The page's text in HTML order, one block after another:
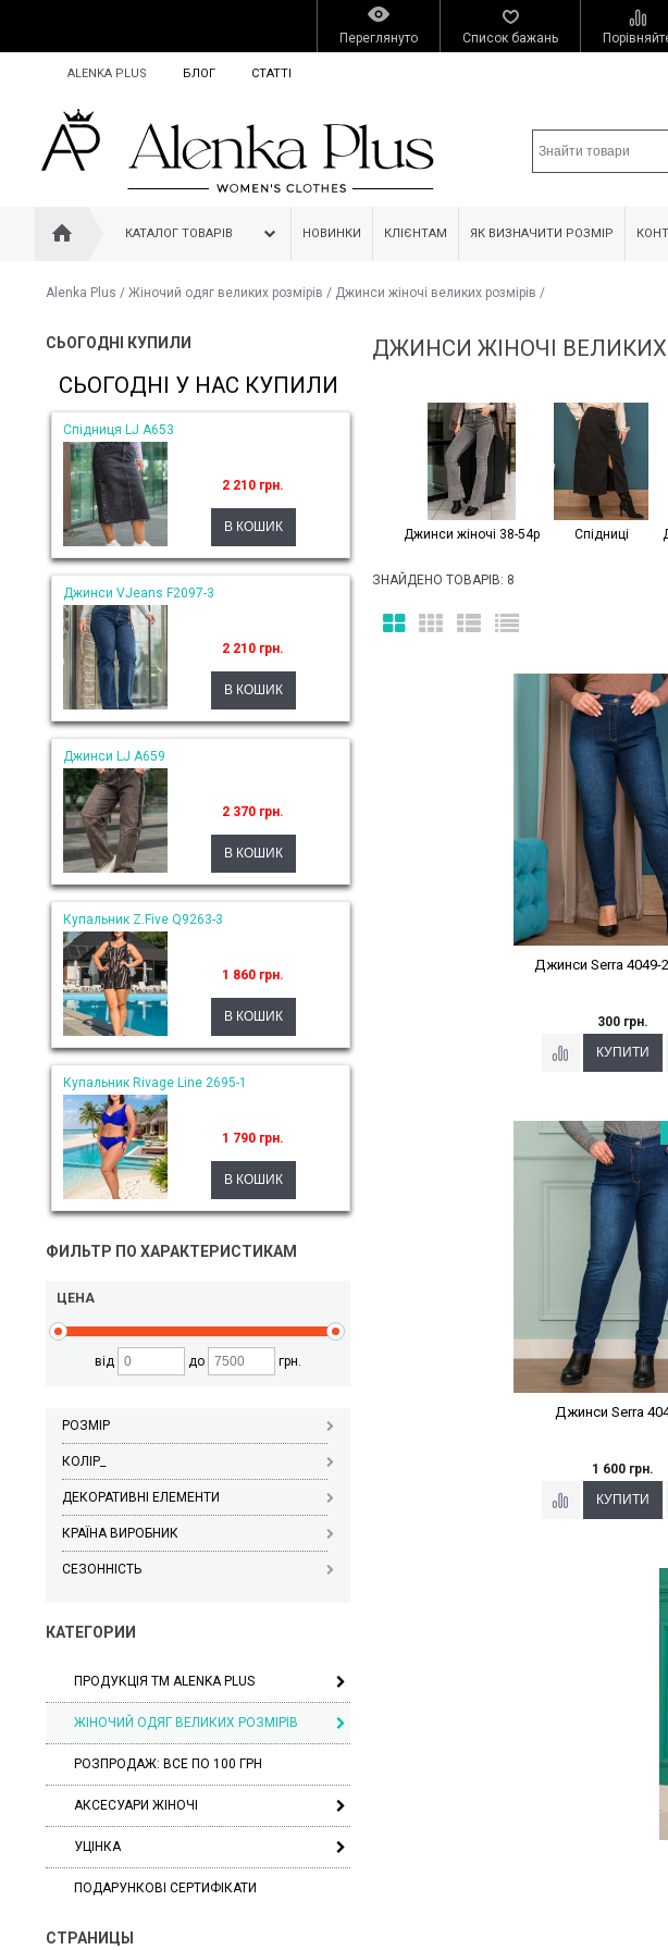
Переглянуто Список бажань
ALENKA PLUS БЛОГ СТАТТІ
КАТАЛОГ ТОВАРІВ НОВИНКИ КЛІЄНТАМ ЯК ВИЗНАЧИТИ РОЗМІР
Alenka Plus / Жіночий одяг великих розмірів / Джинси жіночі великих розмірів /
СЬОГОДНІ КУПИЛИ
СЬОГОДНІ У НАС КУПИЛИ
Спідниця LJ A653
2 210 грн.
Джинси VJeans F2097-3
2 210 грн.
Джинси LJ A659
2 370 грн.
Купальник Z.Five Q9263-3
1 860 грн.
Купальник Rivage Line 2695-1
1 790 грн.
ФИЛЬТР ПО ХАРАКТЕРИСТИКАМ
ЦЕНА
від до грн.
РОЗМІР
КОЛІР_
ДЕКОРАТИВНІ ЕЛЕМЕНТИ
КРАЇНА ВИРОБНИК
СЕЗОННІСТЬ
КАТЕГОРИИ
ПРОДУКЦІЯ ТМ ALENKA PLUS
ЖІНОЧИЙ ОДЯГ ВЕЛИКИХ РОЗМІРІВ
РОЗПРОДАЖ: ВСЕ ПО 100 ГРН
АКСЕСУАРИ ЖІНОЧІ
УЦІНКА
ПОДАРУНКОВІ СЕРТИФІКАТИ
СТРАНИЦЫ
ДЖИНСИ ЖІНОЧІ ВЕЛИКИХ
Джинси жіночі 38-54р Спідниці
ЗНАЙДЕНО ТОВАРІВ: 8
Наклейки Варіант
Джинси Serra 4049-
300 грн.
Наклейки Варіант
Джинси Serra
1 600 грн.